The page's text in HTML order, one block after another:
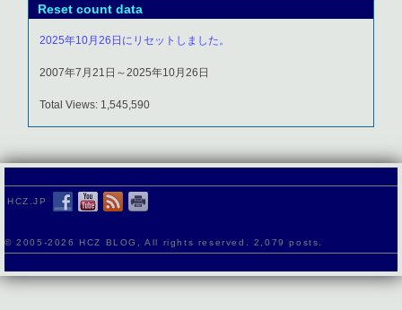
Reset count data
2025年10月26日にリセットしました。
2007年7月21日～2025年10月26日
Total Views: 1,545,590
HCZ.JP
© 2005-2026 HCZ BLOG, All rights reserved. 2,079 posts.